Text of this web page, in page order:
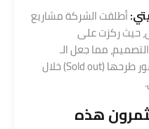
أطلقت الشركة مشاريع
حيث ركزت على
مما جعل الـ
هناك تُباع بالكامل فور طرحها (Sold out) خلال
هذه